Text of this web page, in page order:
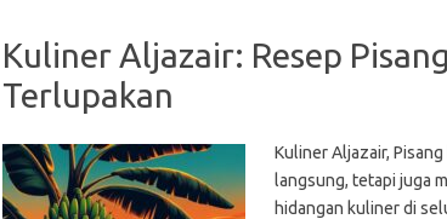
Kuliner Aljazair: Resep
Terlupakan
Kuliner Aljazair,
langsung, tetapi juga
hidangan kuliner di